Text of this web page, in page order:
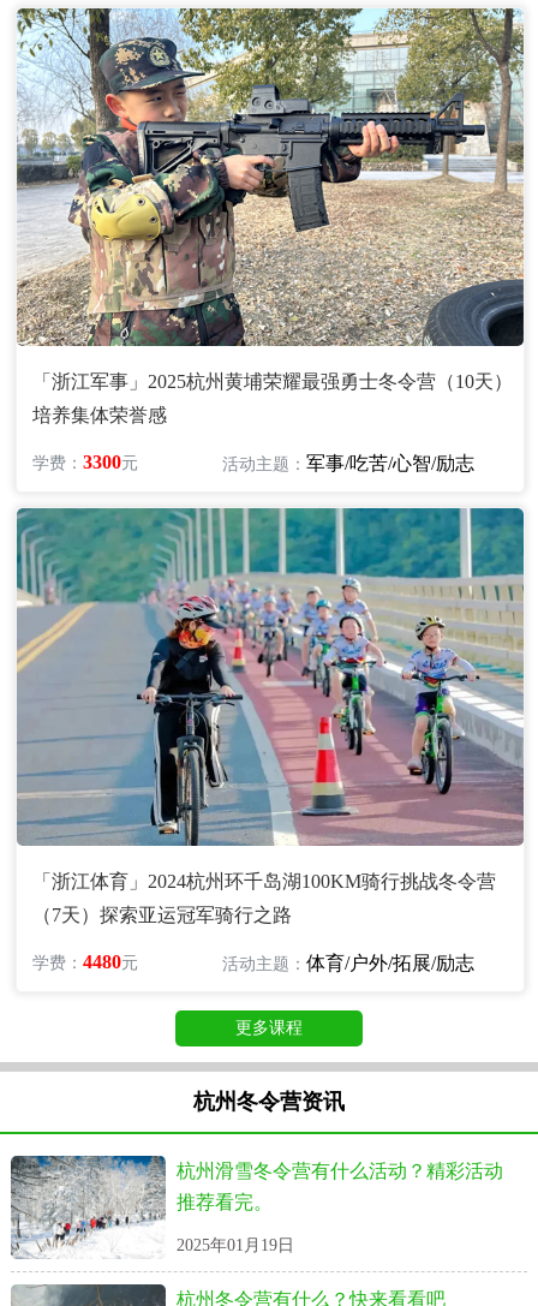
「浙江军事」2025杭州黄埔荣耀最强勇士冬令营（10天）
培养集体荣誉感
学费：3300元 活动主题：军事/吃苦/心智/励志
「浙江体育」2024杭州环千岛湖100KM骑行挑战冬令营
（7天）探索亚运冠军骑行之路
学费：4480元 活动主题：体育/户外/拓展/励志
更多课程
杭州冬令营资讯
杭州滑雪冬令营有什么活动？精彩活动
推荐看完。
2025年01月19日
杭州冬令营有什么？快来看看吧